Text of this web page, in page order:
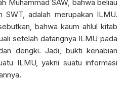
Muhammad SAW, bahwa beliau
SWT, adalah merupakan ILMU.
bahwa kaum ahlul kitab
setelah datangnya ILMU pada
dengki. Jadi, bukti kenabian
ILMU, yakni suatu informasi